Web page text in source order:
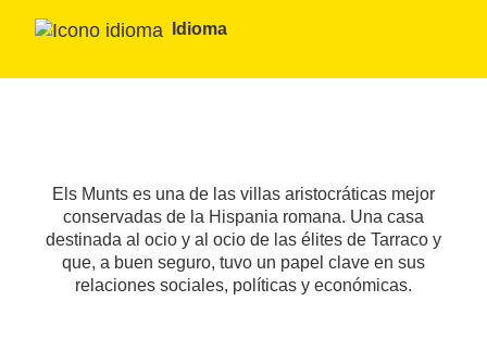
Idioma
Els Munts es una de las villas aristocráticas mejor
conservadas de la Hispania romana. Una casa
destinada al ocio y al ocio de las élites de Tarraco y
que, a buen seguro, tuvo un papel clave en sus
relaciones sociales, políticas y económicas.